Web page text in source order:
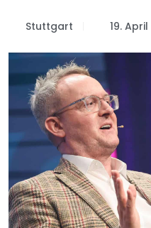
Stuttgart 19.